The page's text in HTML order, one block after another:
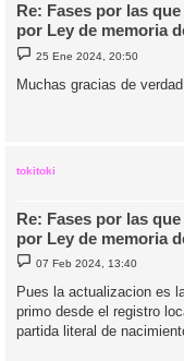
Re: Fases por las
por Ley de memoria
M
e
s
25 Ene 2024, 20:50
Muchas gracias de
tokitoki
Re: Fases por las
por Ley de memoria
M
e
s
a
e
07 Feb 2024, 13:40
Pues la actualizacion es
primo desde el registro
partida literal de